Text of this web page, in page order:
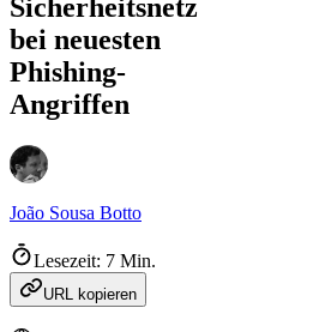
Sicherheitsnetz
bei neuesten
Phishing-
Angriffen
João Sousa Botto
Lesezeit: 7 Min.
URL kopieren